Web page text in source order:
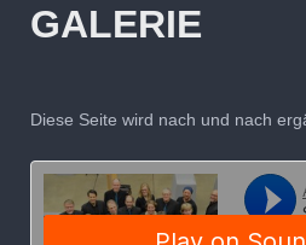
GALERIE
Diese Seite wird nach und nach